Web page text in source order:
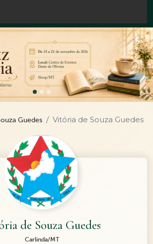
Guedes Vitória de Souza Guedes
de Souza Guedes
Carlinda/MT